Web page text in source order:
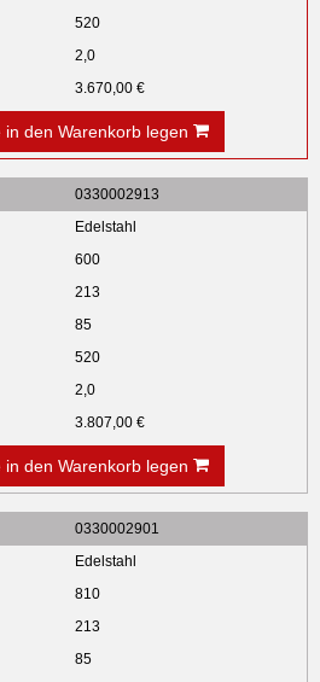
520
2,0
3.670,00 €
in den Warenkorb legen
0330002913
Edelstahl
600
213
85
520
2,0
3.807,00 €
in den Warenkorb legen
0330002901
Edelstahl
810
213
85